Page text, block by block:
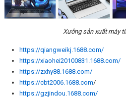
Xưởng sản xuất máy
https://qiangweikj.1688.com/
https://xiaohei20100831.1688.com/
https://zxhy88.1688.com/
https://cbt2006.1688.com/
https://gzjindou.1688.com/